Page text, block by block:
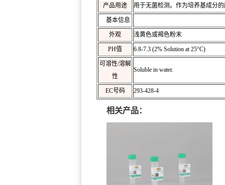
产品用途 用于无菌检测。作为培养基成分
基本信息
外观 浅黄色或褐色粉末
PH值 6.8-7.3 (2% Solution at 25°C)
可溶性/溶解
性
Soluble in water.
EC号码 293-428-4
相关产品：